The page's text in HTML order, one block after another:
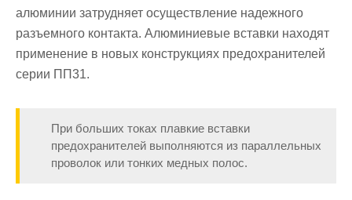
алюминии затрудняет осуществление надежного
разъемно­го контакта. Алюминиевые вставки находят
применение в новых кон­струкциях предохранителей
серии ПП31.
При больших токах плавкие вставки
предохранителей выпол­няются из параллельных
проволок или тонких медных полос.